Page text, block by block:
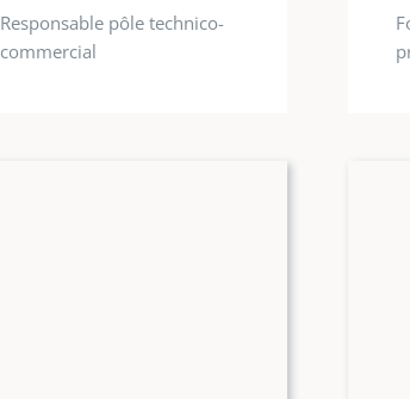
Responsable pôle technico-
commercial